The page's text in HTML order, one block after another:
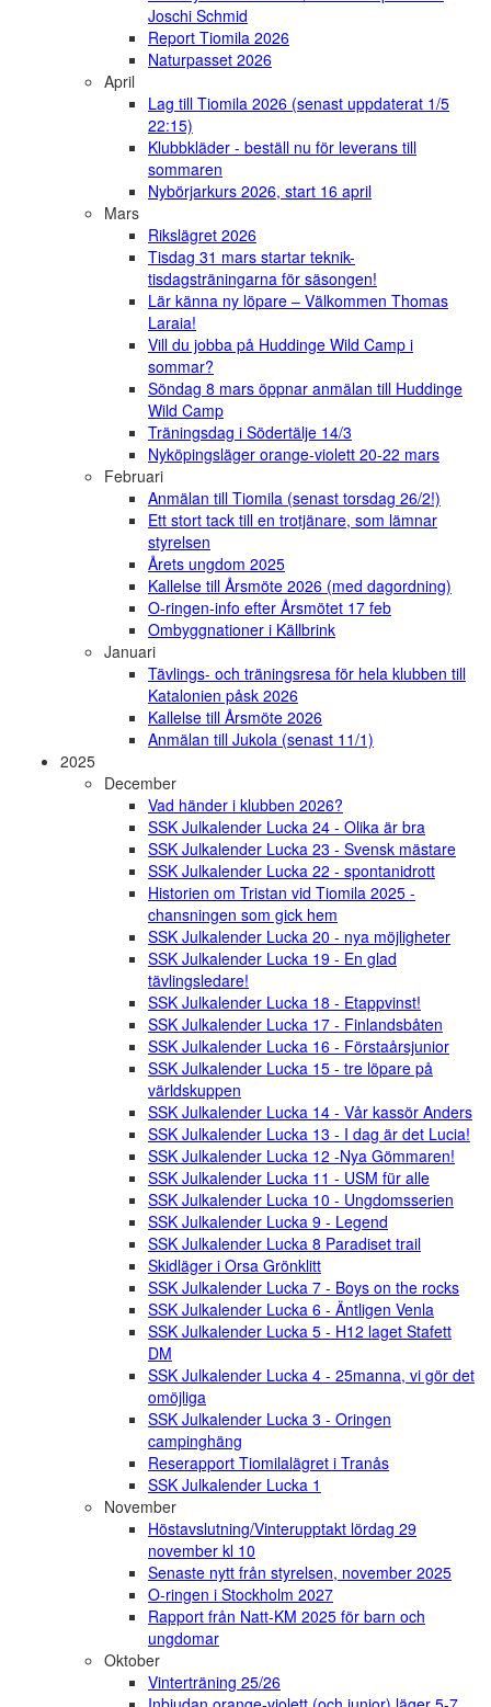
Joschi Schmid
Report Tiomila 2026
Naturpasset 2026
April
Lag till Tiomila 2026 (senast uppdaterat 1/5
22:15)
Klubbkläder - beställ nu för leverans till
sommaren
Nybörjarkurs 2026, start 16 april
Mars
Rikslägret 2026
Tisdag 31 mars startar teknik-
tisdagsträningarna för säsongen!
Lär känna ny löpare – Välkommen Thomas
Laraia!
Vill du jobba på Huddinge Wild Camp i
sommar?
Söndag 8 mars öppnar anmälan till Huddinge
Wild Camp
Träningsdag i Södertälje 14/3
Nyköpingsläger orange-violett 20-22 mars
Februari
Anmälan till Tiomila (senast torsdag 26/2!)
Ett stort tack till en trotjänare, som lämnar
styrelsen
Årets ungdom 2025
Kallelse till Årsmöte 2026 (med dagordning)
O-ringen-info efter Årsmötet 17 feb
Ombyggnationer i Källbrink
Januari
Tävlings- och träningsresa för hela klubben till
Katalonien påsk 2026
Kallelse till Årsmöte 2026
Anmälan till Jukola (senast 11/1)
2025
December
Vad händer i klubben 2026?
SSK Julkalender Lucka 24 - Olika är bra
SSK Julkalender Lucka 23 - Svensk mästare
SSK Julkalender Lucka 22 - spontanidrott
Historien om Tristan vid Tiomila 2025 -
chansningen som gick hem
SSK Julkalender Lucka 20 - nya möjligheter
SSK Julkalender Lucka 19 - En glad
tävlingsledare!
SSK Julkalender Lucka 18 - Etappvinst!
SSK Julkalender Lucka 17 - Finlandsbåten
SSK Julkalender Lucka 16 - Förstaårsjunior
SSK Julkalender Lucka 15 - tre löpare på
världskuppen
SSK Julkalender Lucka 14 - Vår kassör Anders
SSK Julkalender Lucka 13 - I dag är det Lucia!
SSK Julkalender Lucka 12 -Nya Gömmaren!
SSK Julkalender Lucka 11 - USM für alle
SSK Julkalender Lucka 10 - Ungdomsserien
SSK Julkalender Lucka 9 - Legend
SSK Julkalender Lucka 8 Paradiset trail
Skidläger i Orsa Grönklitt
SSK Julkalender Lucka 7 - Boys on the rocks
SSK Julkalender Lucka 6 - Äntligen Venla
SSK Julkalender Lucka 5 - H12 laget Stafett
DM
SSK Julkalender Lucka 4 - 25manna, vi gör det
omöjliga
SSK Julkalender Lucka 3 - Oringen
campinghäng
Reserapport Tiomilalägret i Tranås
SSK Julkalender Lucka 1
November
Höstavslutning/Vinterupptakt lördag 29
november kl 10
Senaste nytt från styrelsen, november 2025
O-ringen i Stockholm 2027
Rapport från Natt-KM 2025 för barn och
ungdomar
Oktober
Vinterträning 25/26